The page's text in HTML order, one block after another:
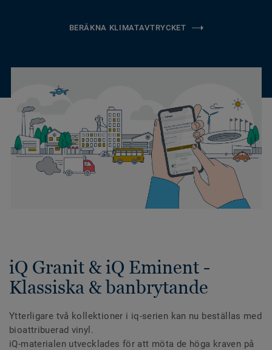
BERÄKNA KLIMATAVTRYCKET
iQ Granit & iQ Eminent -
Klassiska & banbrytande
Ytterligare två kollektioner i iq-serien kan nu beställas med
bioattribuerad vinyl.
iQ-materialen utvecklades för att möta de höga kraven på